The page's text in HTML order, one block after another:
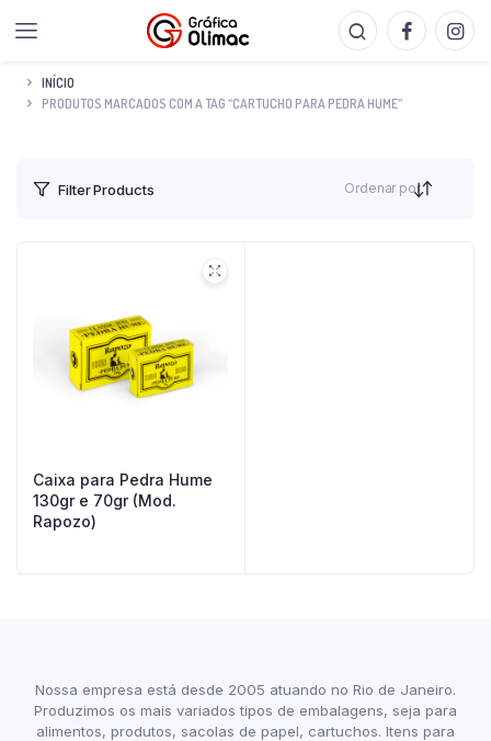
INÍCIO
PRODUTOS MARCADOS COM A TAG “CARTUCHO PARA PEDRA HUME”
Filter Products Ordenar por
Caixa para Pedra Hume
130gr e 70gr (Mod.
Rapozo)
Nossa empresa está desde 2005 atuando no Rio de Janeiro.
Produzimos os mais variados tipos de embalagens, seja para
alimentos, produtos, sacolas de papel, cartuchos. Itens para